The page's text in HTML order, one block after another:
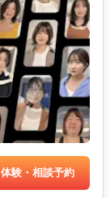
体験・相談予約